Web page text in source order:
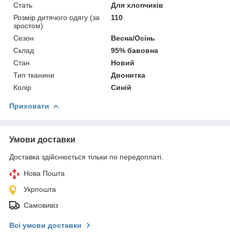
Стать
Для хлопчиків
Розмір дитячого одягу (за
зростом)
110
Сезон
Весна/Осінь
Склад
95% бавовна
Стан
Новий
Тип тканини
Двонитка
Колір
Синій
Приховати
Умови доставки
Доставка здійснюється тільки по передоплаті.
Нова Пошта
Укрпошта
Самовивіз
Всі умови доставки